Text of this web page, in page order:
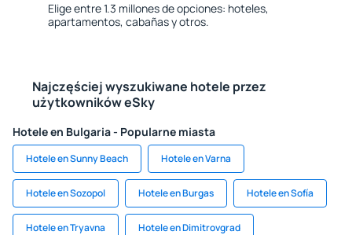
Elige entre 1.3 millones de opciones: hoteles,
apartamentos, cabañas y otros.
Najczęściej wyszukiwane hotele przez
użytkowników eSky
Hotele en Bulgaria - Popularne miasta
Hotele en Sunny Beach Hotele en Varna
Hotele en Sozopol Hotele en Burgas Hotele en Sofía
Hotele en Tryavna Hotele en Dimitrovgrad